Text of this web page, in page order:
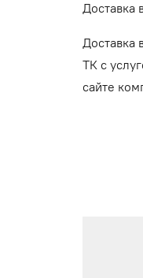
Доставка
Доставка
ТК с
сайте